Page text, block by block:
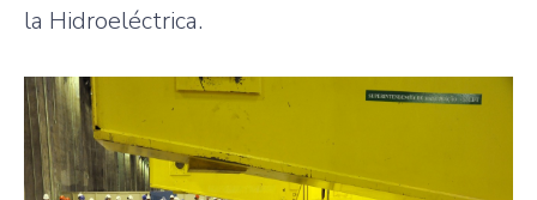
la Hidroeléctrica.